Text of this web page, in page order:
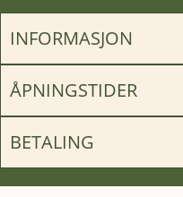
INFORMASJON
ÅPNINGSTIDER
BETALING